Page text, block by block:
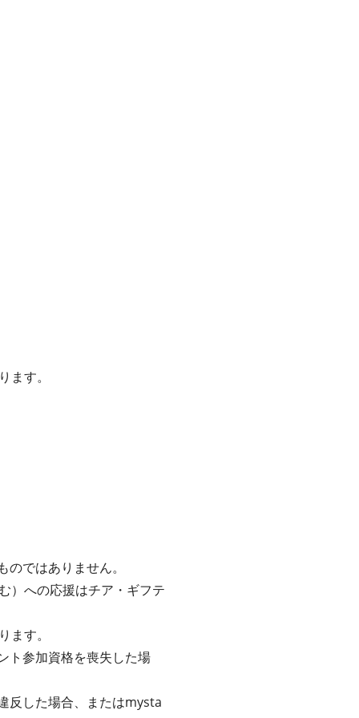
す。
ではありません。
）への応援はチア・ギフテ
す。
ト参加資格を喪失した場
反した場合、またはmysta